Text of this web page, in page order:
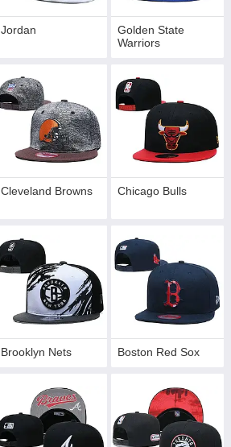
Jordan
Golden State
Warriors
Cleveland Browns Chicago Bulls
Brooklyn Nets Boston Red Sox